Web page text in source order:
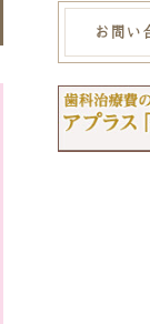
お問い